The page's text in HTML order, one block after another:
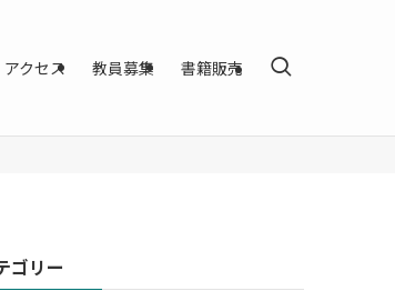
アクセス 教員募集 書籍販売
ゴリー